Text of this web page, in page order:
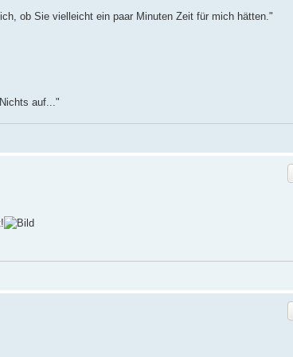
ob Sie vielleicht ein paar Minuten Zeit für mich hätten."
auf..."